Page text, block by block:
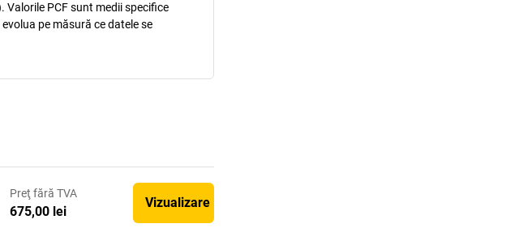
Valorile PCF sunt medii specifice
pe măsură ce datele se
Preţ fără TVA
675,00 lei
Vizualizare